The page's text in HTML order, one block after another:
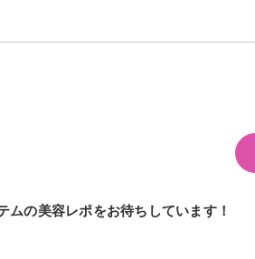
ムの美容レポをお待ちしています！